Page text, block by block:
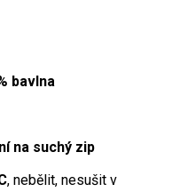
bavlna
na suchý zip
, nebělit, nesušit v